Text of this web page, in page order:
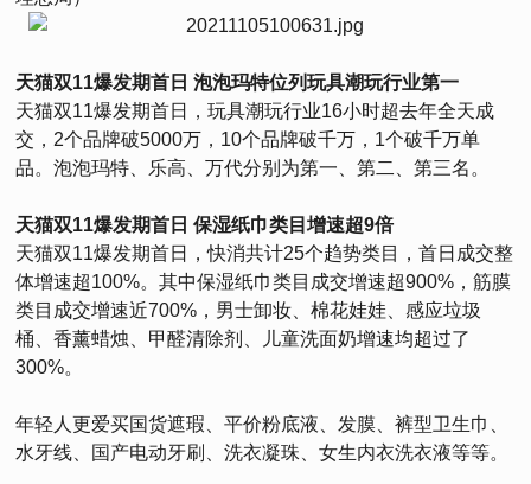
天猫双11爆发期首日 泡泡玛特位列玩具潮玩行业第一
天猫双11爆发期首日，玩具潮玩行业16小时超去年全天成
交，2个品牌破5000万，10个品牌破千万，1个破千万单
品。泡泡玛特、乐高、万代分别为第一、第二、第三名。
天猫双11爆发期首日 保湿纸巾类目增速超9倍
天猫双11爆发期首日，快消共计25个趋势类目，首日成交整
体增速超100%。其中保湿纸巾类目成交增速超900%，筋膜
类目成交增速近700%，男士卸妆、棉花娃娃、感应垃圾
桶、香薰蜡烛、甲醛清除剂、儿童洗面奶增速均超过了
300%。
年轻人更爱买国货遮瑕、平价粉底液、发膜、裤型卫生巾、
水牙线、国产电动牙刷、洗衣凝珠、女生内衣洗衣液等等。